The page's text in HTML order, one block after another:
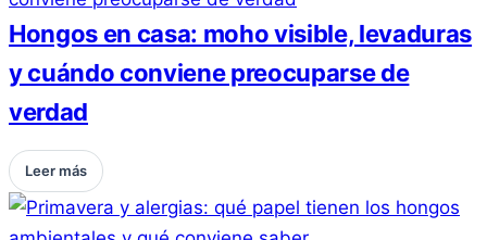
Hongos en casa: moho visible, levaduras
y cuándo conviene preocuparse de
verdad
Leer más